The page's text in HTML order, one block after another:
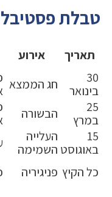
טבלת
תאריך אירוע
30
בינואר
חג הממצא
25
במרץ
הבשורה
15
באוגוסט
העלייה
השמימה
כל הקיץ פניגיריה